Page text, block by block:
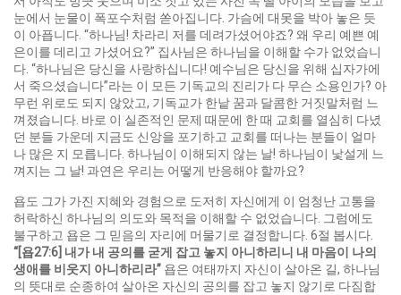
눈에서 눈물이 폭포수처럼 쏟아집니다. 가슴에 대못을 박아 놓은 듯
이 아픕니다. “하나님! 차라리 저를 데려가셨어야죠? 왜 우리 예쁜 예
은이를 데리고 가셨어요?” 집사님은 하나님을 이해할 수가 없었습니
다. “하나님은 당신을 사랑하십니다! 예수님은 당신을 위해 십자가에
서 죽으셨습니다”라는 이 모든 기독교의 진리가 다 무슨 소용인가? 아
무런 위로도 되지 않았고, 기독교가 한낱 꿈과 달콤한 거짓말처럼 느
껴졌습니다. 바로 이 실존적인 문제 때문에 한 때 교회를 열심히 다녔
던 분들 가운데 지금도 신앙을 포기하고 교회를 떠나는 분들이 얼마
나 많은 지 모릅니다. 하나님이 이해되지 않는 날! 하나님이 낯설게 느
껴지는 그 날! 과연은 우리는 어떻게 반응해야 할까요?
욥도 그가 가진 지혜와 경험으로 도저히 자신에게 이 엄청난 고통을
허락하신 하나님의 의도와 목적을 이해할 수 없었습니다. 그럼에도
불구하고 욥은 그 믿음의 자리에 머물기로 결정합니다. 6절 봅시다.
“[ 욥27:6] 내가 내 공의를 굳게 잡고 놓지 아니하리니 내 마음이 나의
생애를 비웃지 아니하리라” 욥은 여태까지 자신이 살아온 길, 하나님
의 뜻대로 순종하여 살아온 자신의 공의를 잡고 놓지 않기로 다짐합